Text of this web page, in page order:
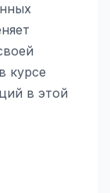
курсе
в этой